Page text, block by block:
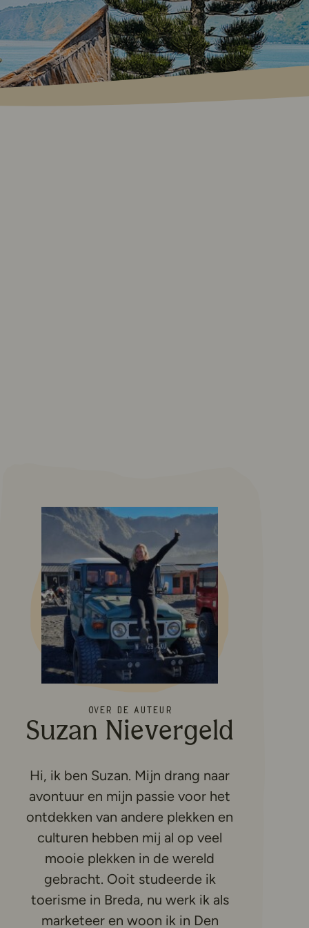
Over de auteur
Suzan Nievergeld
Hi, ik ben Suzan. Mijn drang naar
avontuur en mijn passie voor het
ontdekken van andere plekken en
culturen hebben mij al op veel
mooie plekken in de wereld
gebracht. Ooit studeerde ik
toerisme in Breda, nu werk ik als
marketeer en woon ik in Den